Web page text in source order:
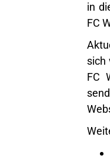
in
FC
sich
FC